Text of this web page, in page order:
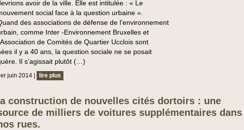
avoir de la ville. Elle est intitulée : « Le
social face à la question urbaine ».
des associations de défense de l’environnement
comme Inter -Environnement Bruxelles et
de Comités de Quartier Ucclois sont
il y a 40 ans, la question sociale ne se posait
Il s’agissait plutôt (…)
juin 2014 | lire plus
construction de nouvelles cités dortoirs : une
de milliers de voitures supplémentaires dans
rues.